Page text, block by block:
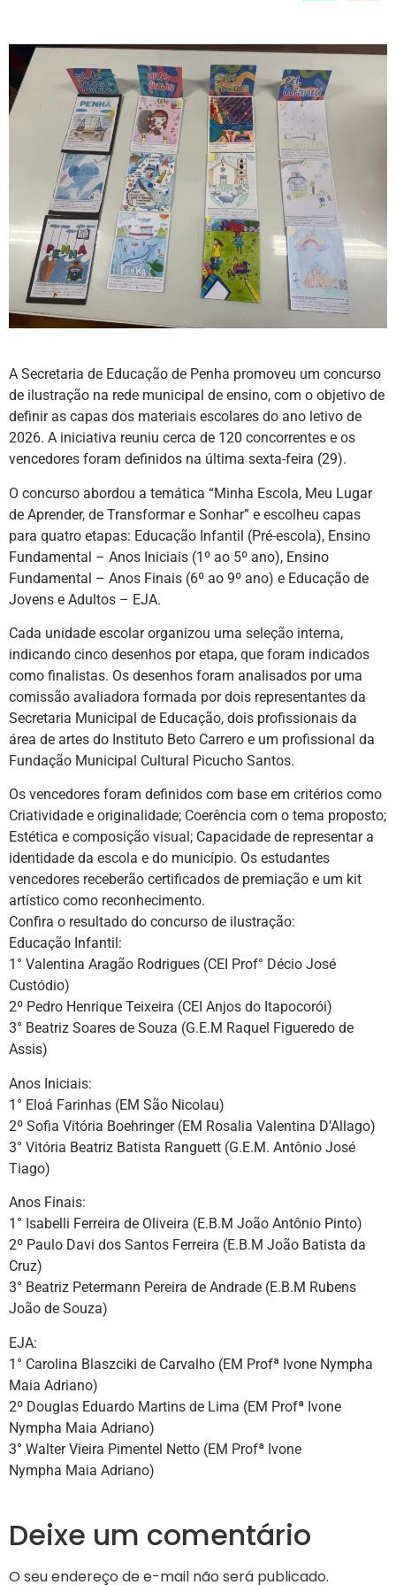
A Secretaria de Educação de Penha promoveu um concurso
de ilustração na rede municipal de ensino, com o objetivo de
definir as capas dos materiais escolares do ano letivo de
2026. A iniciativa reuniu cerca de 120 concorrentes e os
vencedores foram definidos na última sexta-feira (29).
O concurso abordou a temática “Minha Escola, Meu Lugar
de Aprender, de Transformar e Sonhar” e escolheu capas
para quatro etapas: Educação Infantil (Pré-escola), Ensino
Fundamental – Anos Iniciais (1º ao 5º ano), Ensino
Fundamental – Anos Finais (6º ao 9º ano) e Educação de
Jovens e Adultos – EJA.
Cada unidade escolar organizou uma seleção interna,
indicando cinco desenhos por etapa, que foram indicados
como finalistas. Os desenhos foram analisados por uma
comissão avaliadora formada por dois representantes da
Secretaria Municipal de Educação, dois profissionais da
área de artes do Instituto Beto Carrero e um profissional da
Fundação Municipal Cultural Picucho Santos.
Os vencedores foram definidos com base em critérios como
Criatividade e originalidade; Coerência com o tema proposto;
Estética e composição visual; Capacidade de representar a
identidade da escola e do município. Os estudantes
vencedores receberão certificados de premiação e um kit
artístico como reconhecimento.
Confira o resultado do concurso de ilustração:
Educação Infantil:
1° Valentina Aragão Rodrigues (CEI Prof° Décio José
Custódio)
2º Pedro Henrique Teixeira (CEI Anjos do Itapocorói)
3° Beatriz Soares de Souza (G.E.M Raquel Figueredo de
Assis)
Anos Iniciais:
1° Eloá Farinhas (EM São Nicolau)
2º Sofia Vitória Boehringer (EM Rosalia Valentina D’Allago)
3° Vitória Beatriz Batista Ranguett (G.E.M. Antônio José
Tiago)
Anos Finais:
1° Isabelli Ferreira de Oliveira (E.B.M João Antônio Pinto)
2º Paulo Davi dos Santos Ferreira (E.B.M João Batista da
Cruz)
3° Beatriz Petermann Pereira de Andrade (E.B.M Rubens
João de Souza)
EJA:
1° Carolina Blaszciki de Carvalho (EM Profª Ivone Nympha
Maia Adriano)
2º Douglas Eduardo Martins de Lima (EM Profª Ivone
Nympha Maia Adriano)
3° Walter Vieira Pimentel Netto (EM Profª Ivone
Nympha Maia Adriano)
Deixe um comentário
O seu endereço de e-mail não será publicado.